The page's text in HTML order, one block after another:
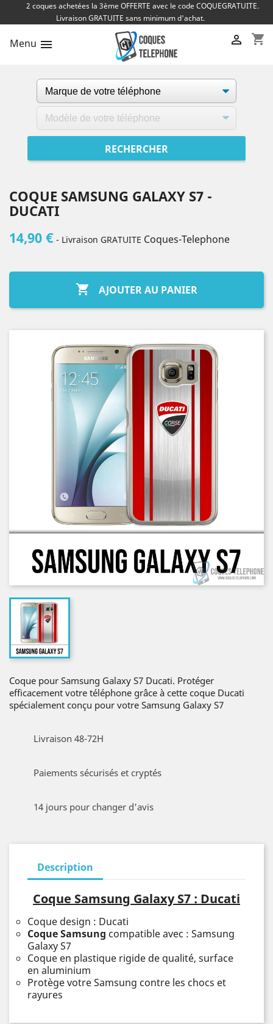
2 coques achetées la 3ème OFFERTE avec le code COQUEGRATUITE.
Livraison GRATUITE sans minimum d'achat.
Menu  shopping_cart

COQUE SAMSUNG GALAXY S7 -
DUCATI
14,90 € - Livraison GRATUITE Coques-Telephone
 AJOUTER AU PANIER
Coque pour Samsung Galaxy S7 Ducati. Protéger
efficacement votre téléphone grâce à cette coque Ducati
spécialement conçu pour votre Samsung Galaxy S7
Livraison 48-72H
Paiements sécurisés et cryptés
14 jours pour changer d'avis
Description
Coque Samsung Galaxy S7 : Ducati
Coque design : Ducati
Coque Samsung compatible avec : Samsung
Galaxy S7
Coque en plastique rigide de qualité, surface
en aluminium
Protège votre Samsung contre les chocs et
rayures